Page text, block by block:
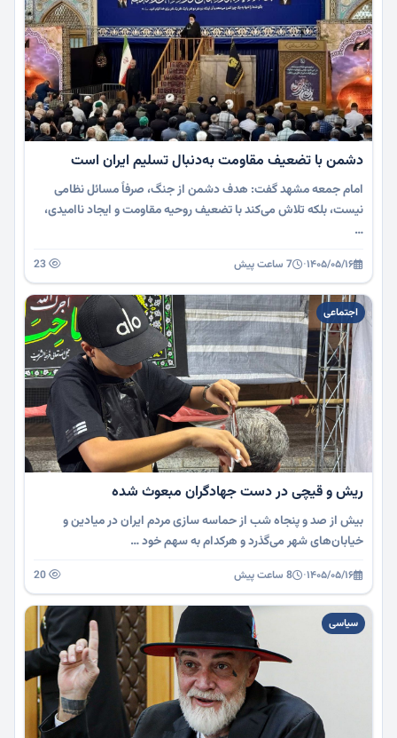
دشمن با تضعیف مقاومت به‌دنبال تسلیم ایران است
امام جمعه مشهد گفت: هدف دشمن از جنگ، صرفاً مسائل نظامی
نیست، بلکه تلاش می‌کند با تضعیف روحیه مقاومت و ایجاد ناامیدی،
…
۱۴۰۵/۰۵/۱۶· 7 ساعت پیش
اجتماعی
ریش و قیچی در دست جهادگران مبعوث شده
بیش از صد و پنجاه شب از حماسه سازی مردم ایران در میادین و
خیابان‌های شهر می‌گذرد و هرکدام به سهم خود …
۱۴۰۵/۰۵/۱۶· 8 ساعت پیش
سیاسی